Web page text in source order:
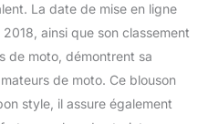
La date de mise en ligne
ainsi que son classement
de moto, démontrent sa
de moto. Ce blouson
style, il assure également